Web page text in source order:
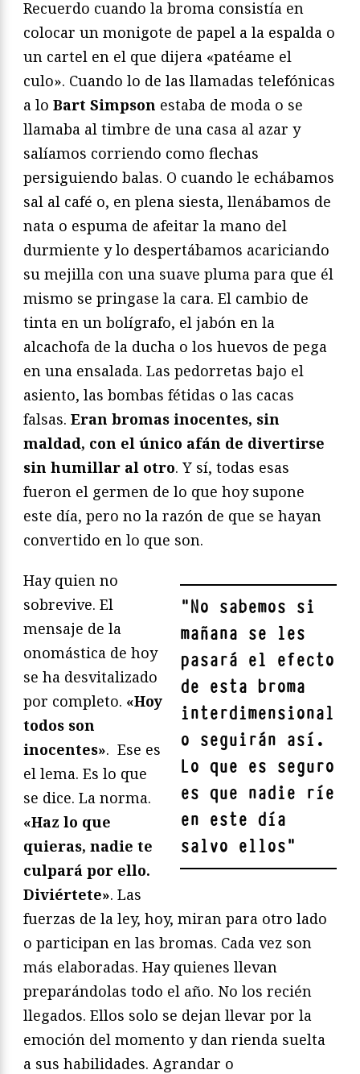
Recuerdo cuando la broma consistía en
colocar un monigote de papel a la espalda o
un cartel en el que dijera «patéame el
culo». Cuando lo de las llamadas telefónicas
a lo Bart Simpson estaba de moda o se
llamaba al timbre de una casa al azar y
salíamos corriendo como flechas
persiguiendo balas. O cuando le echábamos
sal al café o, en plena siesta, llenábamos de
nata o espuma de afeitar la mano del
durmiente y lo despertábamos acariciando
su mejilla con una suave pluma para que él
mismo se pringase la cara. El cambio de
tinta en un bolígrafo, el jabón en la
alcachofa de la ducha o los huevos de pega
en una ensalada. Las pedorretas bajo el
asiento, las bombas fétidas o las cacas
falsas. Eran bromas inocentes, sin
maldad, con el único afán de divertirse
sin humillar al otro. Y sí, todas esas
fueron el germen de lo que hoy supone
este día, pero no la razón de que se hayan
convertido en lo que son.
"No sabemos si
mañana se les
pasará el efecto
de esta broma
interdimensional
o seguirán así.
Lo que es seguro
es que nadie ríe
en este día
salvo ellos"
Hay quien no
sobrevive. El
mensaje de la
onomástica de hoy
se ha desvitalizado
por completo. «Hoy
todos son
inocentes». Ese es
el lema. Es lo que
se dice. La norma.
«Haz lo que
quieras, nadie te
culpará por ello.
Diviértete». Las
fuerzas de la ley, hoy, miran para otro lado
o participan en las bromas. Cada vez son
más elaboradas. Hay quienes llevan
preparándolas todo el año. No los recién
llegados. Ellos solo se dejan llevar por la
emoción del momento y dan rienda suelta
a sus habilidades. Agrandar o